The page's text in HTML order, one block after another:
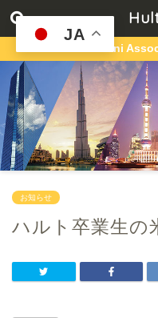
Hult Alumni
お知らせ
ハルト卒業生の
JA